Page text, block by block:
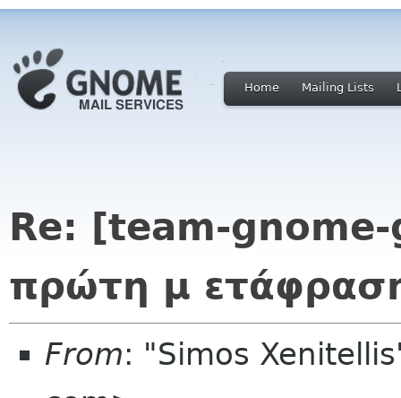
Home Mailing Lists
Re: [team-
πρώτη μ
From: "Simos